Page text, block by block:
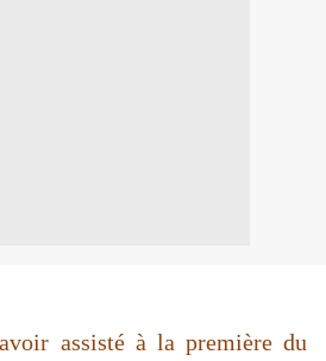
assisté à la première du